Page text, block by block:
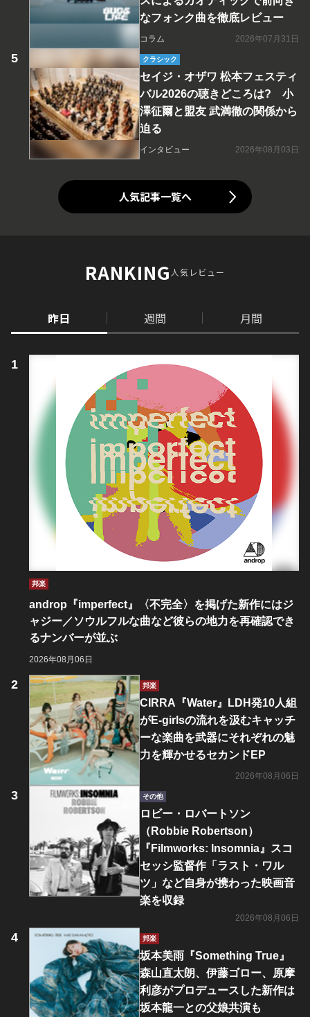
なフォンク曲を徹底レビュー
コラム 2026年07月31日
クラシック
セイジ・オザワ 松本フェスティ
バル2026の聴きどころは? 小
澤征爾と盟友 武満徹の関係から
迫る
インタビュー 2026年08月03日
人気記事一覧へ
RANKING人気レビュー
昨日 週間 月間
邦楽
androp『imperfect』〈不完全〉を掲げた新作にはジ
ャジー／ソウルフルな曲など彼らの地力を再確認でき
るナンバーが並ぶ
2026年08月06日
邦楽
CIRRA『Water』LDH発10人組
がE-girlsの流れを汲むキャッチ
ーな楽曲を武器にそれぞれの魅
力を輝かせるセカンドEP
2026年08月06日
その他
ロビー・ロバートソン
（Robbie Robertson）
『Filmworks: Insomnia』スコ
セッシ監督作「ラスト・ワル
ツ」など自身が携わった映画音
楽を収録
2026年08月06日
邦楽
坂本美雨『Something True』
森山直太朗、伊藤ゴロー、原摩
利彦がプロデュースした新作は
坂本龍一との父娘共演も